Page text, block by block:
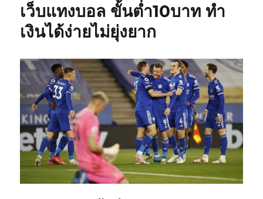
เว็บแทงบอล ขั้นต่ำ10บาท ทำ
เงินได้ง่ายไม่ยุ่งยาก